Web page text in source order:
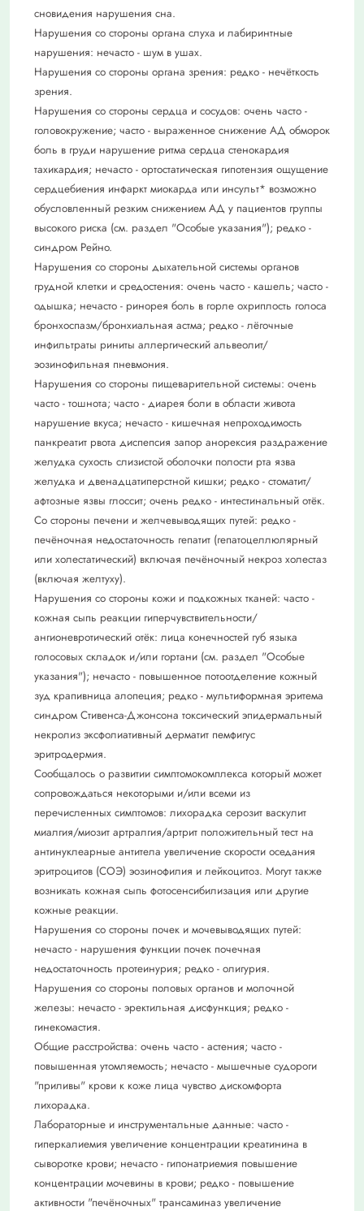
сновидения нарушения сна.
Нарушения со стороны органа слуха и лабиринтные
нарушения: нечасто - шум в ушах.
Нарушения со стороны органа зрения: редко - нечёткость
зрения.
Нарушения со стороны сердца и сосудов: очень часто -
головокружение; часто - выраженное снижение АД обморок
боль в груди нарушение ритма сердца стенокардия
тахикардия; нечасто - ортостатическая гипотензия ощущение
сердцебиения инфаркт миокарда или инсульт* возможно
обусловленный резким снижением АД у пациентов группы
высокого риска (см. раздел "Особые указания"); редко -
синдром Рейно.
Нарушения со стороны дыхательной системы органов
грудной клетки и средостения: очень часто - кашель; часто -
одышка; нечасто - ринорея боль в горле охриплость голоса
бронхоспазм/бронхиальная астма; редко - лёгочные
инфильтраты риниты аллергический альвеолит/
эозинофильная пневмония.
Нарушения со стороны пищеварительной системы: очень
часто - тошнота; часто - диарея боли в области живота
нарушение вкуса; нечасто - кишечная непроходимость
панкреатит рвота диспепсия запор анорексия раздражение
желудка сухость слизистой оболочки полости рта язва
желудка и двенадцатиперстной кишки; редко - стоматит/
афтозные язвы глоссит; очень редко - интестинальный отёк.
Со стороны печени и желчевыводящих путей: редко -
печёночная недостаточность гепатит (гепатоцеллюлярный
или холестатический) включая печёночный некроз холестаз
(включая желтуху).
Нарушения со стороны кожи и подкожных тканей: часто -
кожная сыпь реакции гиперчувствительности/
ангионевротический отёк: лица конечностей губ языка
голосовых складок и/или гортани (см. раздел "Особые
указания"); нечасто - повышенное потоотделение кожный
зуд крапивница алопеция; редко - мультиформная эритема
синдром Стивенса-Джонсона токсический эпидермальный
некролиз эксфолиативный дерматит пемфигус
эритродермия.
Сообщалось о развитии симптомокомплекса который может
сопровождаться некоторыми и/или всеми из
перечисленных симптомов: лихорадка серозит васкулит
миалгия/миозит артралгия/артрит положительный тест на
антинуклеарные антитела увеличение скорости оседания
эритроцитов (СОЭ) эозинофилия и лейкоцитоз. Могут также
возникать кожная сыпь фотосенсибилизация или другие
кожные реакции.
Нарушения со стороны почек и мочевыводящих путей:
нечасто - нарушения функции почек почечная
недостаточность протеинурия; редко - олигурия.
Нарушения со стороны половых органов и молочной
железы: нечасто - эректильная дисфункция; редко -
гинекомастия.
Общие расстройства: очень часто - астения; часто -
повышенная утомляемость; нечасто - мышечные судороги
"приливы" крови к коже лица чувство дискомфорта
лихорадка.
Лабораторные и инструментальные данные: часто -
гиперкалиемия увеличение концентрации креатинина в
сыворотке крови; нечасто - гипонатриемия повышение
концентрации мочевины в крови; редко - повышение
активности "печёночных" трансаминаз увеличение